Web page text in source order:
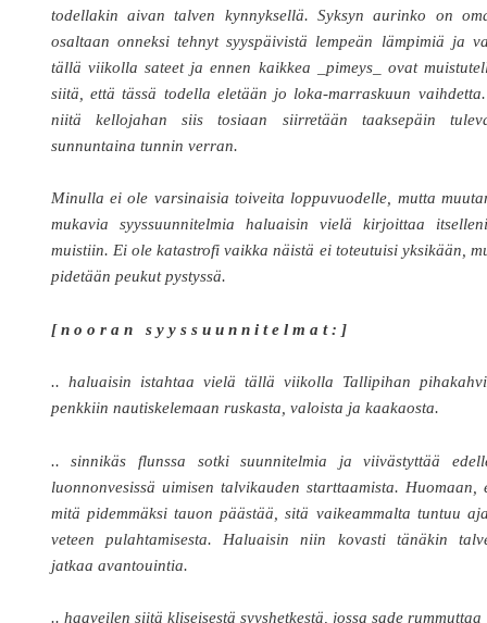
todellakin aivan talven kynnyksellä. Syksyn aurinko on
osaltaan onneksi tehnyt syyspäivistä lempeän lämpimiä ja
tällä viikolla sateet ja ennen kaikkea _pimeys_ ovat
siitä, että tässä todella eletään jo loka-marraskuun
niitä kellojahan siis tosiaan siirretään taaksepäin
sunnuntaina tunnin verran.
Minulla ei ole varsinaisia toiveita loppuvuodelle, mutta
mukavia syyssuunnitelmia haluaisin vielä kirjoittaa
muistiin. Ei ole katastrofi vaikka näistä ei toteutuisi yksikään,
pidetään peukut pystyssä.
[ n o o r a n s y y s s u u n n i t e l m a t : ]
.. haluaisin istahtaa vielä tällä viikolla Tallipihan
penkkiin nautiskelemaan ruskasta, valoista ja kaakaosta.
.. sinnikäs flunssa sotki suunnitelmia ja viivästyttää
luonnonvesissä uimisen talvikauden starttaamista. Huomaan,
mitä pidemmäksi tauon päästää, sitä vaikeammalta tuntuu
veteen pulahtamisesta. Haluaisin niin kovasti tänäkin
jatkaa avantouintia.
.. haaveilen siitä kliseisestä syyshetkestä, jossa sade rummuttaa